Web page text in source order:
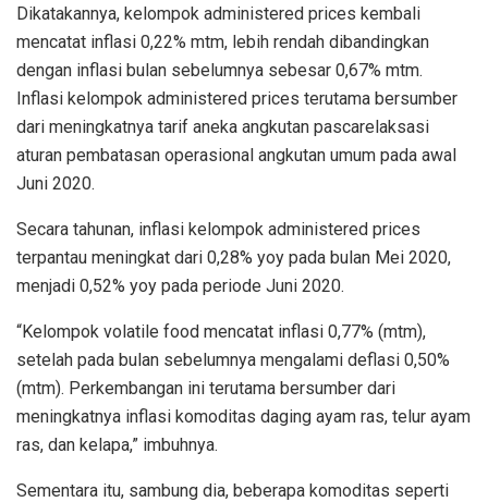
Dikatakannya, kelompok administered prices kembali
mencatat inflasi 0,22% mtm, lebih rendah dibandingkan
dengan inflasi bulan sebelumnya sebesar 0,67% mtm.
Inflasi kelompok administered prices terutama bersumber
dari meningkatnya tarif aneka angkutan pascarelaksasi
aturan pembatasan operasional angkutan umum pada awal
Juni 2020.
Secara tahunan, inflasi kelompok administered prices
terpantau meningkat dari 0,28% yoy pada bulan Mei 2020,
menjadi 0,52% yoy pada periode Juni 2020.
“Kelompok volatile food mencatat inflasi 0,77% (mtm),
setelah pada bulan sebelumnya mengalami deflasi 0,50%
(mtm). Perkembangan ini terutama bersumber dari
meningkatnya inflasi komoditas daging ayam ras, telur ayam
ras, dan kelapa,” imbuhnya.
Sementara itu, sambung dia, beberapa komoditas seperti